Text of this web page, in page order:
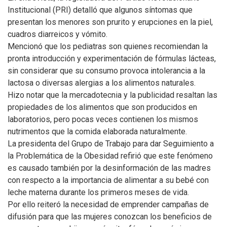
Institucional (PRI) detalló que algunos síntomas que
presentan los menores son prurito y erupciones en la piel,
cuadros diarreicos y vómito.
Mencionó que los pediatras son quienes recomiendan la
pronta introducción y experimentación de fórmulas lácteas,
sin considerar que su consumo provoca intolerancia a la
lactosa o diversas alergias a los alimentos naturales.
Hizo notar que la mercadotecnia y la publicidad resaltan las
propiedades de los alimentos que son producidos en
laboratorios, pero pocas veces contienen los mismos
nutrimentos que la comida elaborada naturalmente.
La presidenta del Grupo de Trabajo para dar Seguimiento a
la Problemática de la Obesidad refirió que este fenómeno
es causado también por la desinformación de las madres
con respecto a la importancia de alimentar a su bebé con
leche materna durante los primeros meses de vida.
Por ello reiteró la necesidad de emprender campañas de
difusión para que las mujeres conozcan los beneficios de